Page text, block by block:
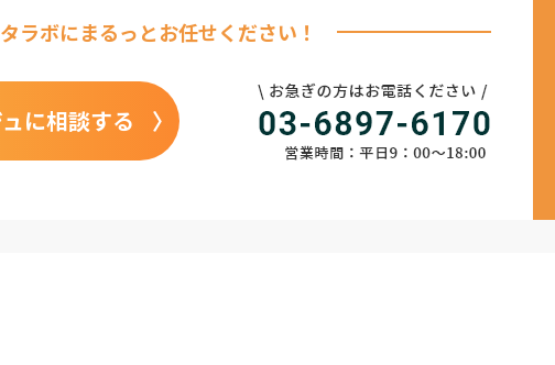
ラボにまるっとお任せください！
に相談する